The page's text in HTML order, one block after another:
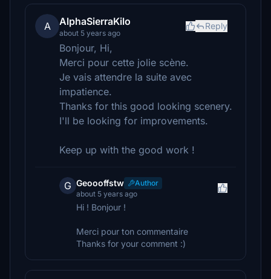
A AlphaSierraKilo
about 5 years ago
Reply
Bonjour, Hi,
Merci pour cette jolie scène.
Je vais attendre la suite avec
impatience.
Thanks for this good looking scenery.
I'll be looking for improvements.
Keep up with the good work !
G Geoooffstw
Author
about 5 years ago
Hi ! Bonjour !
Merci pour ton commentaire
Thanks for your comment :)